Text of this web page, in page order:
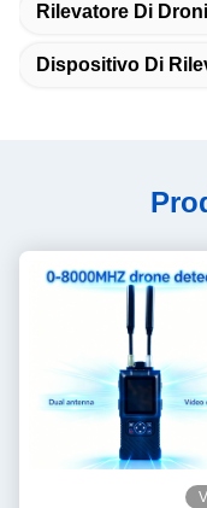
Rilevatore Di
Dispositivo Di